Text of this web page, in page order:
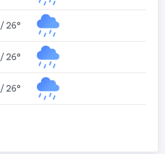
/ 26°
/ 26°
/ 26°